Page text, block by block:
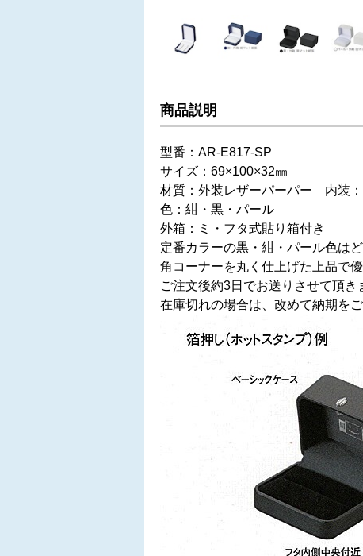
商品説明
型番：AR-E817-SP
サイズ：69×100×32㎜
材質：外装レザーパーパー 内装
色：紺・黒・パール
外箱：ミ・フタ式貼り箱付き
定番カラーの黒・紺・パール色は
角コーナーを丸く仕上げた上品で
ご注文後約3日でお送りさせて頂き
在庫切れの場合は、改めて納期を